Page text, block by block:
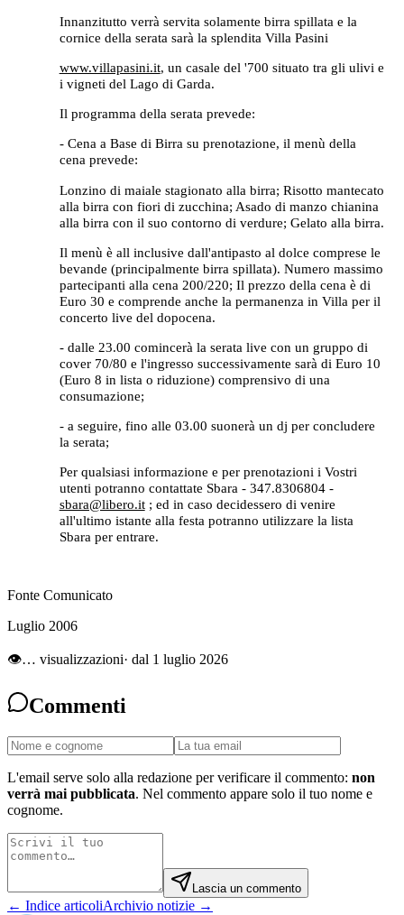
Innanzitutto verrà servita solamente birra spillata e la
cornice della serata sarà la splendita Villa Pasini
www.villapasini.it, un casale del '700 situato tra gli ulivi e
i vigneti del Lago di Garda.
Il programma della serata prevede:
- Cena a Base di Birra su prenotazione, il menù della
cena prevede:
Lonzino di maiale stagionato alla birra; Risotto mantecato
alla birra con fiori di zucchina; Asado di manzo chianina
alla birra con il suo contorno di verdure; Gelato alla birra.
Il menù è all inclusive dall'antipasto al dolce comprese le
bevande (principalmente birra spillata). Numero massimo
partecipanti alla cena 200/220; Il prezzo della cena è di
Euro 30 e comprende anche la permanenza in Villa per il
concerto live del dopocena.
- dalle 23.00 comincerà la serata live con un gruppo di
cover 70/80 e l'ingresso successivamente sarà di Euro 10
(Euro 8 in lista o riduzione) comprensivo di una
consumazione;
- a seguire, fino alle 03.00 suonerà un dj per concludere
la serata;
Per qualsiasi informazione e per prenotazioni i Vostri
utenti potranno contattate Sbara - 347.8306804 -
sbara@libero.it; ed in caso decidessero di venire
all'ultimo istante alla festa potranno utilizzare la lista
Sbara per entrare.
Fonte Comunicato
Luglio 2006
👁… visualizzazioni· dal 1 luglio 2026
Commenti
L'email serve solo alla redazione per verificare il commento: non
verrà mai pubblicata. Nel commento appare solo il tuo nome e
cognome.
Lascia un commento
← Indice articoliArchivio notizie →